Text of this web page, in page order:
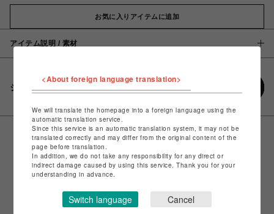
お気に入りアイテムに追加
アイテム説明 / 素材
シェアする
<About foreign language translation>
We will translate the homepage into a foreign language using the
automatic translation service.
Since this service is an automatic translation system, it may not be
translated correctly and may differ from the original content of the
page before translation.
In addition, we do not take any responsibility for any direct or
indirect damage caused by using this service. Thank you for your
understanding in advance.
Switch language Cancel